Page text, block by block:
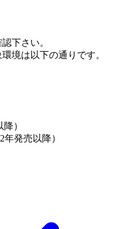
下さい。
境は以下の通りです。
）
年発売以降）